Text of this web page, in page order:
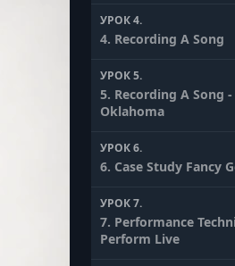
УРОК 4.
4. Recording A Song
УРОК 5.
5. Recording A Song
Oklahoma
УРОК 6.
6. Case Study Fancy
УРОК 7.
7. Performance
Perform Live